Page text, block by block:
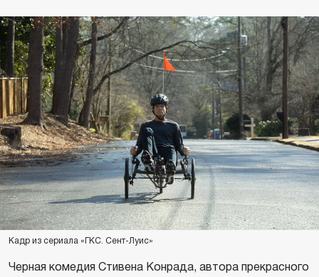
Кадр из сериала «ГКС. Сент-Луис»
Черная комедия Стивена Конрада, автора прекрасного